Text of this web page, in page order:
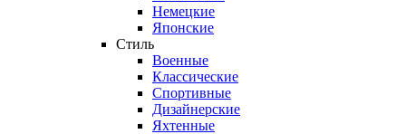
Немецкие
Японские
Стиль
Военные
Классические
Спортивные
Дизайнерские
Яхтенные